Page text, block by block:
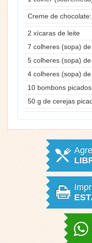
Creme de chocolate:
2 xícaras de leite
7 colheres (sopa)
5 colheres (sopa)
4 colheres (sopa)
10 bombons picados
50 g de cerejas